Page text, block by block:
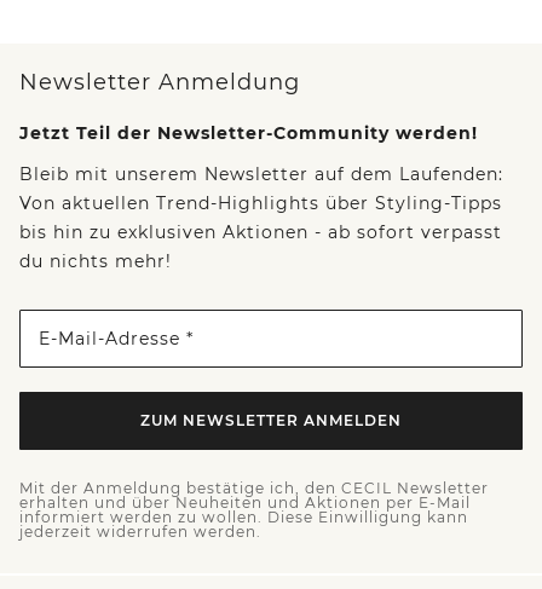
Newsletter Anmeldung
Jetzt Teil der Newsletter-Community werden!
Bleib mit unserem Newsletter auf dem Laufenden:
Von aktuellen Trend-Highlights über Styling-Tipps
bis hin zu exklusiven Aktionen - ab sofort verpasst
du nichts mehr!
E-Mail-Adresse *
ZUM NEWSLETTER ANMELDEN
Mit der Anmeldung bestätige ich, den CECIL Newsletter
erhalten und über Neuheiten und Aktionen per E-Mail
informiert werden zu wollen. Diese Einwilligung kann
jederzeit widerrufen werden.